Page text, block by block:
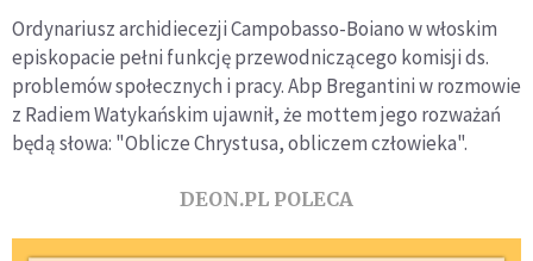
Ordynariusz archidiecezji Campobasso-Boiano w włoskim
episkopacie pełni funkcję przewodniczącego komisji ds.
problemów społecznych i pracy. Abp Bregantini w rozmowie
z Radiem Watykańskim ujawnił, że mottem jego rozważań
będą słowa: "Oblicze Chrystusa, obliczem człowieka".
DEON.PL POLECA